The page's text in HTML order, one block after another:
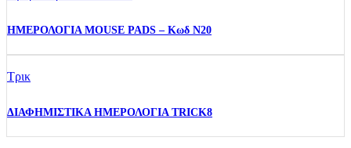
ΗΜΕΡΟΛΟΓΙΑ MOUSE PADS – Κωδ N20
Τρικ
ΔΙΑΦΗΜΙΣΤΙΚΑ ΗΜΕΡΟΛΟΓΙΑ TRICK8